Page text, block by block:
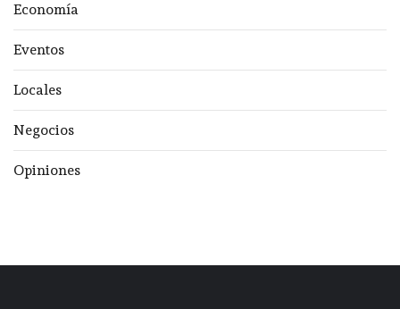
Economía
Eventos
Locales
Negocios
Opiniones